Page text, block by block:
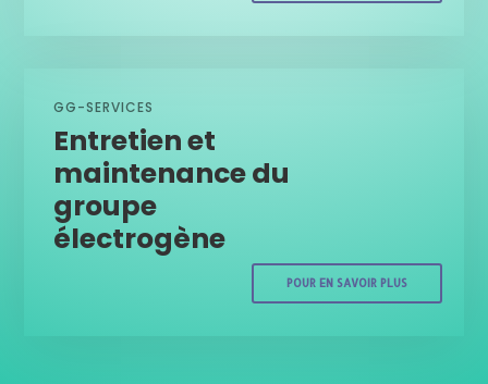
GG-SERVICES
Entretien et
maintenance du
groupe
électrogène
POUR EN SAVOIR PLUS